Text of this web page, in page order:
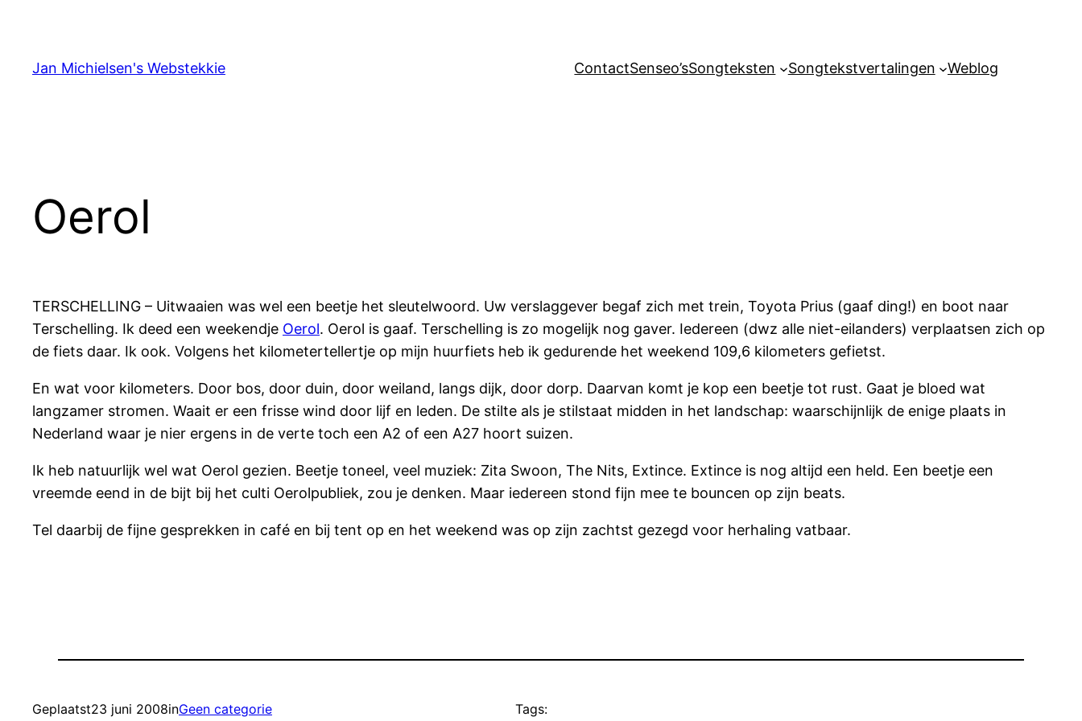
Jan Michielsen's Webstekkie ContactSenseo’sSongteksten Songtekstvertalingen Weblog
Oerol
TERSCHELLING – Uitwaaien was wel een beetje het sleutelwoord. Uw verslaggever begaf zich met trein, Toyota Prius (gaaf ding!) en boot naar
Terschelling. Ik deed een weekendje Oerol. Oerol is gaaf. Terschelling is zo mogelijk nog gaver. Iedereen (dwz alle niet-eilanders) verplaatsen zich op
de fiets daar. Ik ook. Volgens het kilometertellertje op mijn huurfiets heb ik gedurende het weekend 109,6 kilometers gefietst.
En wat voor kilometers. Door bos, door duin, door weiland, langs dijk, door dorp. Daarvan komt je kop een beetje tot rust. Gaat je bloed wat
langzamer stromen. Waait er een frisse wind door lijf en leden. De stilte als je stilstaat midden in het landschap: waarschijnlijk de enige plaats in
Nederland waar je nier ergens in de verte toch een A2 of een A27 hoort suizen.
Ik heb natuurlijk wel wat Oerol gezien. Beetje toneel, veel muziek: Zita Swoon, The Nits, Extince. Extince is nog altijd een held. Een beetje een
vreemde eend in de bijt bij het culti Oerolpubliek, zou je denken. Maar iedereen stond fijn mee te bouncen op zijn beats.
Tel daarbij de fijne gesprekken in café en bij tent op en het weekend was op zijn zachtst gezegd voor herhaling vatbaar.
Geplaatst23 juni 2008inGeen categorie Tags: